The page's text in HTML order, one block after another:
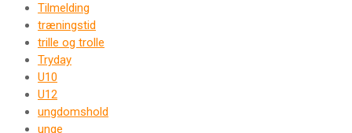
Tilmelding
træningstid
trille og trolle
Tryday
U10
U12
ungdomshold
unge